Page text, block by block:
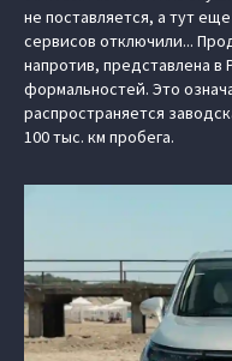
не поставляется, а тут
сервисов отключили...
напротив, представлена
формальностей. Это
распространяется
100 тыс. км пробега.